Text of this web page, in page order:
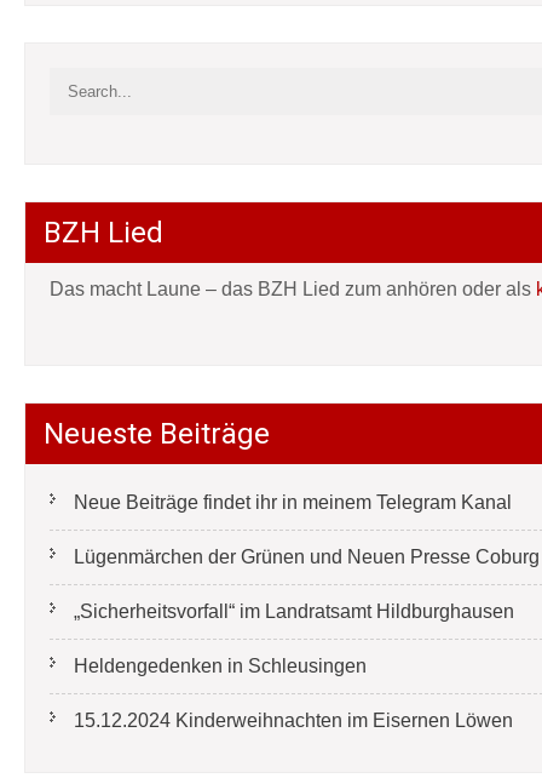
BZH Lied
Das macht Laune – das BZH Lied zum anhören oder als
Neueste Beiträge
Neue Beiträge findet ihr in meinem Telegram Kanal
Lügenmärchen der Grünen und Neuen Presse
„Sicherheitsvorfall“ im Landratsamt Hildburghausen
Heldengedenken in Schleusingen
15.12.2024 Kinderweihnachten im Eisernen Löwen